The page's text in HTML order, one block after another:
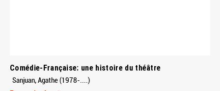
Comédie-Française: une histoire du théâtre
Sanjuan, Agathe (1978-....)